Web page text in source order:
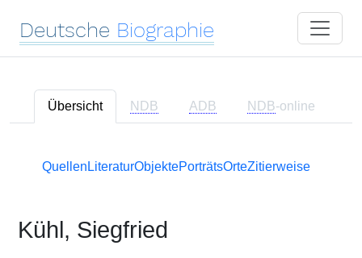
Deutsche Biographie
Übersicht NDB ADB NDB-online
Quellen LiteraturObjektePorträtsOrteZitierweise
Kühl, Siegfried